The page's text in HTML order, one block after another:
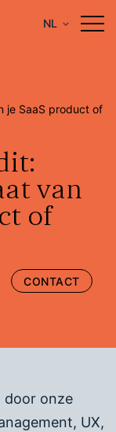
NL
je SaaS product of
van
of
CONTACT
door onze
UX,